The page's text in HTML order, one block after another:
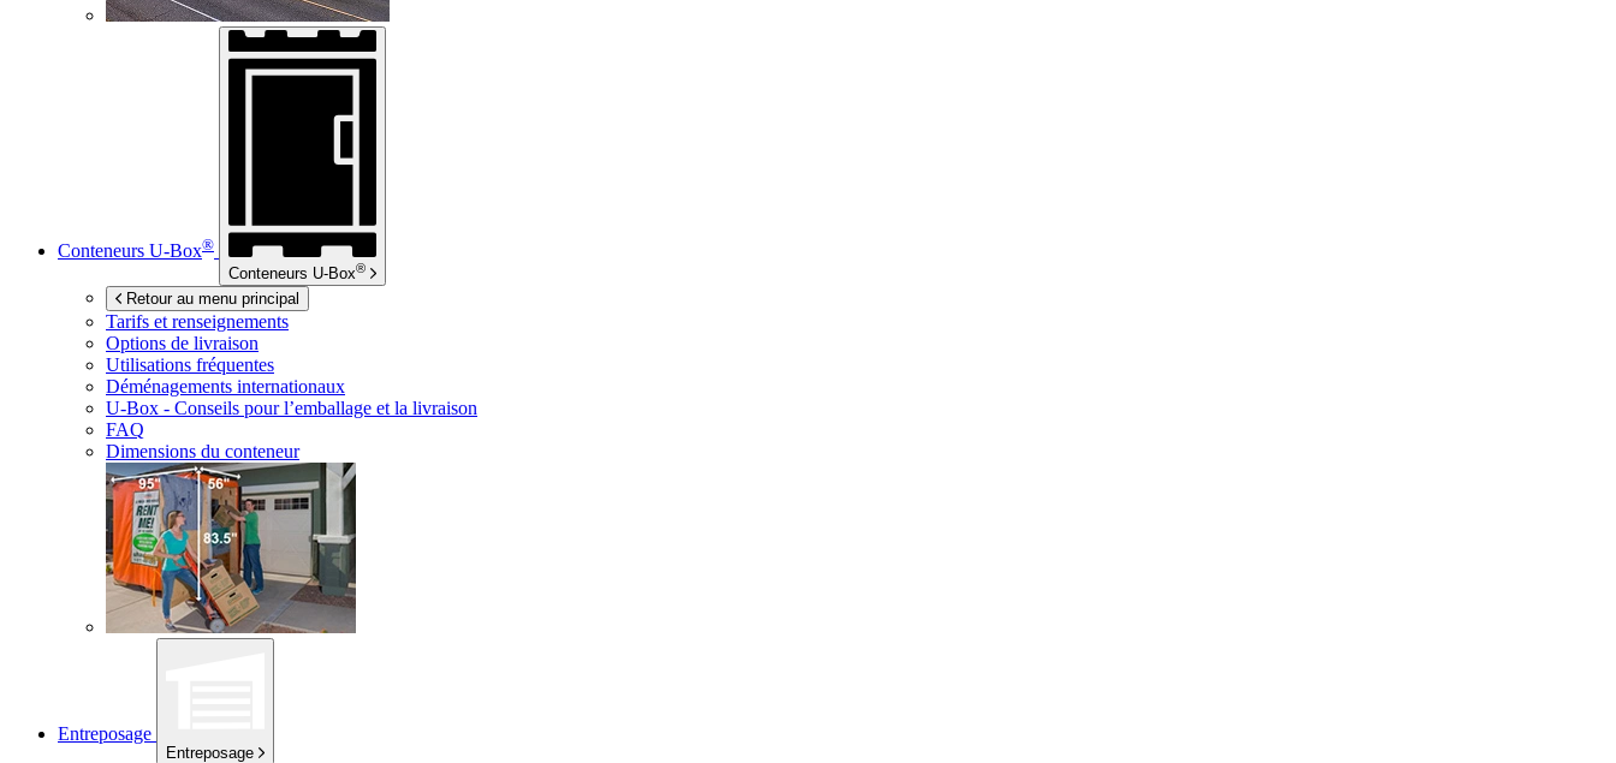
Conteneurs U-Box®
Conteneurs U-Box®
Retour au menu principal
Tarifs et renseignements
Options de livraison
Utilisations fréquentes
Déménagements internationaux
U-Box - Conseils pour l’emballage et la livraison
FAQ
Dimensions du conteneur
Entreposage
Entreposage